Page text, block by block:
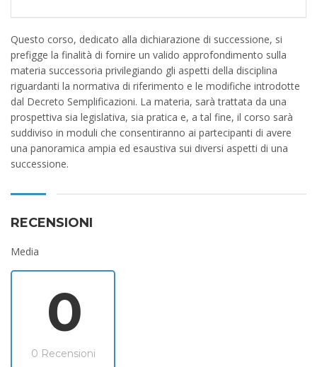
Questo corso, dedicato alla dichiarazione di successione, si
prefigge la finalità di fornire un valido approfondimento sulla
materia successoria privilegiando gli aspetti della disciplina
riguardanti la normativa di riferimento e le modifiche introdotte
dal Decreto Semplificazioni. La materia, sarà trattata da una
prospettiva sia legislativa, sia pratica e, a tal fine, il corso sarà
suddiviso in moduli che consentiranno ai partecipanti di avere
una panoramica ampia ed esaustiva sui diversi aspetti di una
successione.
RECENSIONI
Media
0
0 Recensioni